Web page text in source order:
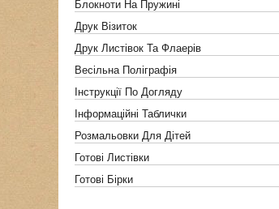
Блокноти На Пружині
Друк Візиток
Друк Листівок Та Флаерів
Весільна Поліграфія
Інструкції По Догляду
Інформаційні Таблички
Розмальовки Для Дітей
Готові Листівки
Готові Бірки